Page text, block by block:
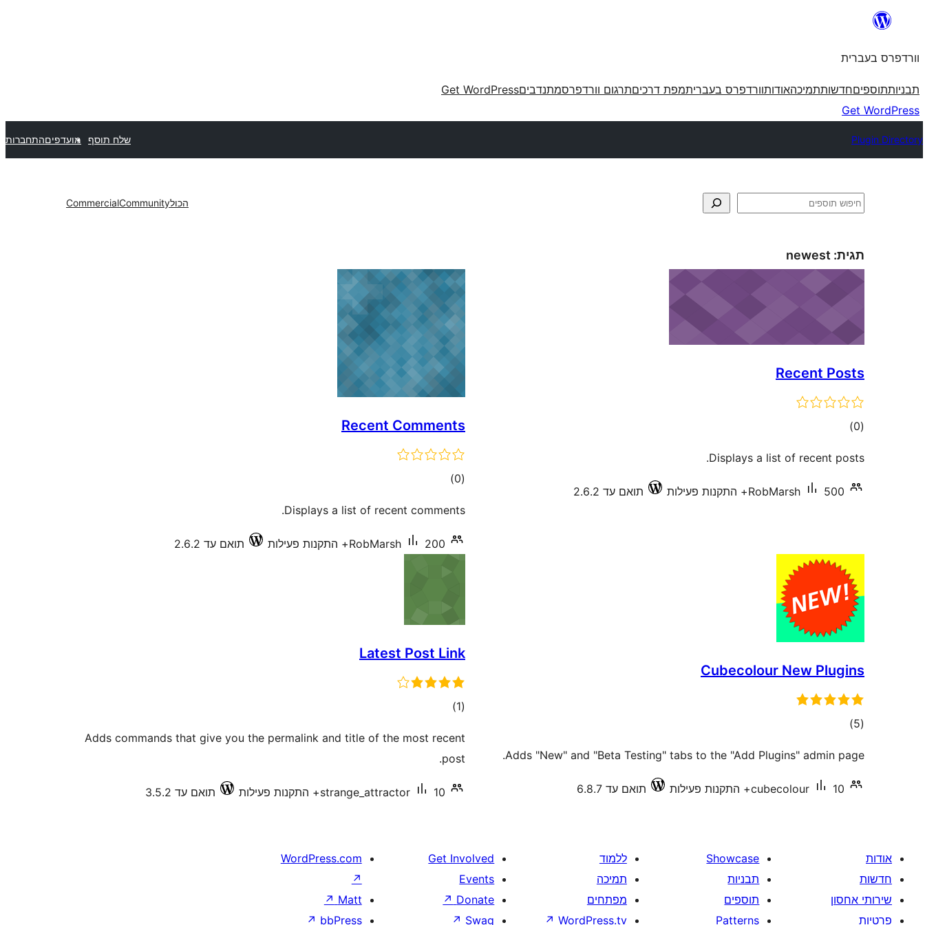
וורדפרס בעברית
תבניותתוספיםחדשותתמיכהאודותוורדפרס בעבריתמפת דרכיםתרגום וורדפרסמתנדביםGet WordPress
Get WordPress
Plugin Directory שלח תוסף מועדפיםהתחברות
חיפוש הכולCommunity
Commercial
תגית: newest
Recent Posts
(0 דרוגים)
Displays a list of recent posts.
RobMarsh 500+ התקנות פעילות תואם עד 2.6.2
Recent Comments
(0 דרוגים)
Displays a list of recent comments.
RobMarsh 200+ התקנות פעילות תואם עד 2.6.2
Cubecolour New Plugins
(5 דרוגים)
Adds "New" and "Beta Testing" tabs to the "Add Plugins" admin page.
cubecolour 10+ התקנות פעילות תואם עד 6.8.7
Latest Post Link
(1 דרוגים)
Adds commands that give you the permalink and title of the most recent
post.
strange_attractor 10+ התקנות פעילות תואם עד 3.5.2
אודות
חדשות
שירותי אחסון
פרטיות
Showcase
תבניות
תוספים
Patterns
ללמוד
תמיכה
מפתחים
WordPress.tv
↗
Get Involved
Events
Donate
↗
Swag
↗
WordPress.com
↗
Matt
↗
bbPress
↗